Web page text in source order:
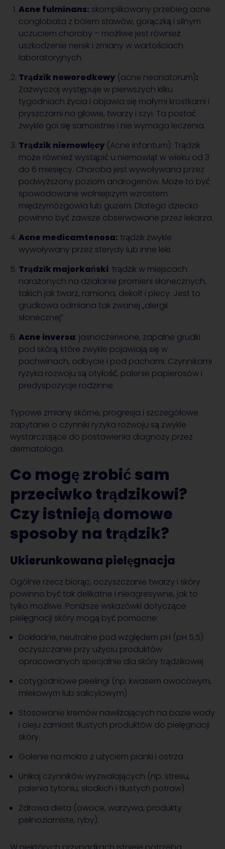
Acne fulminans: skomplikowany przebieg acne
conglobata z bólem stawów, gorączką i silnym
uczuciem choroby – możliwe jest również
uszkodzenie nerek i zmiany w wartościach
laboratoryjnych.
Trądzik noworodkowy (acne neonatorum):
Zazwyczaj występuje w pierwszych kilku
tygodniach życia i objawia się małymi krostkami i
pryszczami na głowie, twarzy i szyi. Ta postać
zwykle goi się samoistnie i nie wymaga leczenia.
Trądzik niemowlęcy (Acne infantum): Trądzik
może również wystąpić u niemowląt w wieku od 3
do 6 miesięcy. Choroba jest wywoływana przez
podwyższony poziom androgenów. Może to być
spowodowane wolniejszym wzrostem
międzymózgowia lub guzem. Dlatego dziecko
powinno być zawsze obserwowane przez lekarza.
Acne medicamtenosa: trądzik zwykle
wywoływany przez sterydy lub inne leki.
Trądzik majorkański: trądzik w miejscach
narażonych na działanie promieni słonecznych,
takich jak twarz, ramiona, dekolt i plecy. Jest to
grudkowa odmiana tak zwanej „alergii
słonecznej”.
Acne inversa: jasnoczerwone, zapalne grudki
pod skórą, które zwykle pojawiają się w
pachwinach, odbycie i pod pachami. Czynnikami
ryzyka rozwoju są otyłość, palenie papierosów i
predyspozycje rodzinne.
Typowe zmiany skórne, progresja i szczegółowe
zapytanie o czynniki ryzyka rozwoju są zwykle
wystarczające do postawienia diagnozy przez
dermatologa.
Co mogę zrobić sam
przeciwko trądzikowi?
Czy istnieją domowe
sposoby na trądzik?
Ukierunkowana pielęgnacja
Ogólnie rzecz biorąc, oczyszczanie twarzy i skóry
powinno być tak delikatne i nieagresywne, jak to
tylko możliwe. Poniższe wskazówki dotyczące
pielęgnacji skóry mogą być pomocne:
Dokładne, neutralne pod względem pH (pH 5,5)
oczyszczanie przy użyciu produktów
opracowanych specjalnie dla skóry trądzikowej
cotygodniowe peelingi (np. kwasem owocowym,
mlekowym lub salicylowym)
Stosowanie kremów nawilżających na bazie wody
i oleju zamiast tłustych produktów do pielęgnacji
skóry.
Golenie na mokro z użyciem pianki i ostrza
Unikaj czynników wyzwalających (np. stresu,
palenia tytoniu, słodkich i tłustych potraw)
Zdrowa dieta (owoce, warzywa, produkty
pełnoziarniste, ryby).